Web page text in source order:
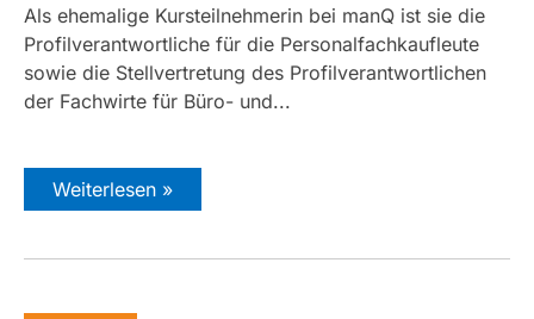
Als ehemalige Kursteilnehmerin bei manQ ist sie die
Profilverantwortliche für die Personalfachkaufleute
sowie die Stellvertretung des Profilverantwortlichen
der Fachwirte für Büro- und...
Weiterlesen »